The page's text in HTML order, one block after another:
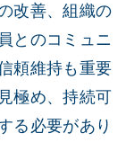
改善、組織の
とのコミュニ
頼維持も重要
極め、持続可
る必要があり